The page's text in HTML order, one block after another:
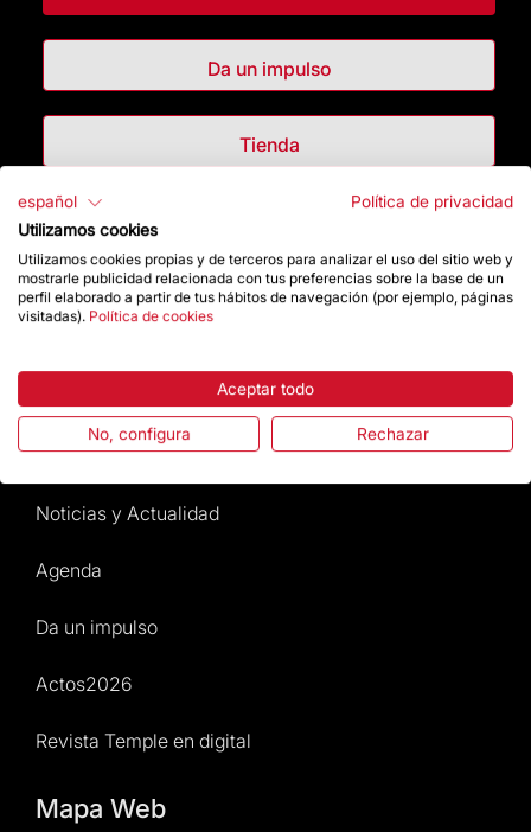
Da un impulso
Tienda
Destacados
La Fundación
Normativa y condiciones de compra
Noticias y Actualidad
Agenda
Da un impulso
Actos2026
Revista Temple en digital
Mapa Web
español
Política de privacidad
Utilizamos cookies
Utilizamos cookies propias y de terceros para analizar el uso del sitio web y
mostrarle publicidad relacionada con tus preferencias sobre la base de un
perfil elaborado a partir de tus hábitos de navegación (por ejemplo, páginas
visitadas). Política de cookies
Aceptar todo
No, configura Rechazar